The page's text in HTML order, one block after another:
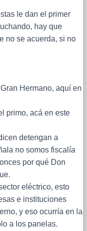
le dan el primer
hay que
no se acuerda, si no
Hermano, aquí en
primo, acá en este
detengan a
no somos fiscalía
por qué Don
eléctrico, esto
e instituciones
y eso ocurría en la
a los panelas.